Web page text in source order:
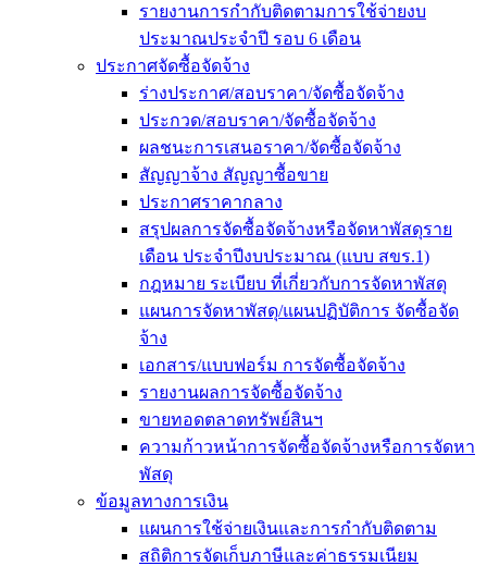
รายงานการกำกับติดตามการใช้จ่ายงบ
ประมาณประจำปี รอบ 6 เดือน
ประกาศจัดซื้อจัดจ้าง
ร่างประกาศ/สอบราคา/จัดซื้อจัดจ้าง
ประกวด/สอบราคา/จัดซื้อจัดจ้าง
ผลชนะการเสนอราคา/จัดซื้อจัดจ้าง
สัญญาจ้าง สัญญาซื้อขาย
ประกาศราคากลาง
สรุปผลการจัดซื้อจัดจ้างหรือจัดหาพัสดุราย
เดือน ประจำปีงบประมาณ (แบบ สขร.1)
กฎหมาย ระเบียบ ที่เกี่ยวกับการจัดหาพัสดุ
แผนการจัดหาพัสดุ/แผนปฏิบัติการ จัดซื้อจัด
จ้าง
เอกสาร/แบบฟอร์ม การจัดซื้อจัดจ้าง
รายงานผลการจัดซื้อจัดจ้าง
ขายทอดตลาดทรัพย์สินฯ
ความก้าวหน้าการจัดซื้อจัดจ้างหรือการจัดหา
พัสดุ
ข้อมูลทางการเงิน
แผนการใช้จ่ายเงินและการกำกับติดตาม
สถิติการจัดเก็บภาษีและค่าธรรมเนียม